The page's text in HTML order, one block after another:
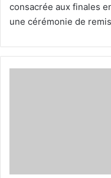
consacrée aux finales
une cérémonie de
ouverte